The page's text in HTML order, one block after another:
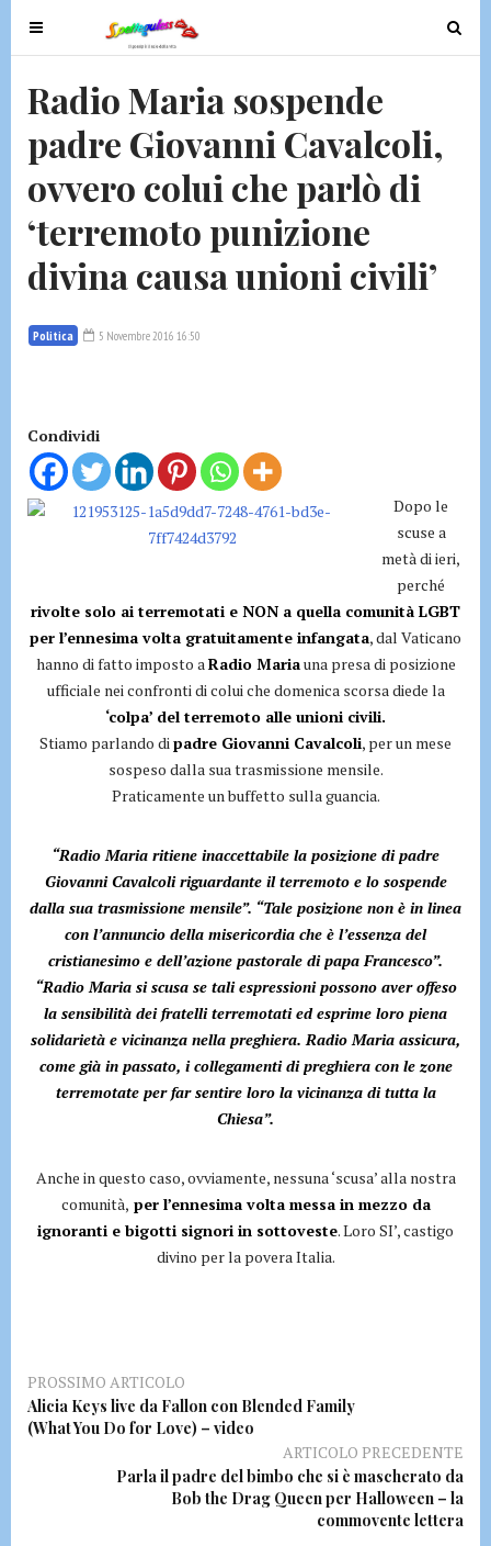
T
o
g
e
n
v
g
t
T
o
Radio Maria sospende
padre Giovanni Cavalcoli,
ovvero colui che parlò di
‘terremoto punizione
divina causa unioni civili’
Politica 5 Novembre 2016 16:50
Condividi
Dopo le
scuse a
metà di ieri,
perché
rivolte solo ai terremotati e NON a quella comunità LGBT
per l’ennesima volta gratuitamente infangata, dal Vaticano
hanno di fatto imposto aRadio Mariauna presa di posizione
ufficiale nei confronti di colui che domenica scorsa diede la
‘colpa’ del terremoto alle unioni civili.
Stiamo parlando dipadre Giovanni Cavalcoli, per un mese
sospeso dalla sua trasmissione mensile.
Praticamente un buffetto sulla guancia.
“Radio Maria ritiene inaccettabile la posizione di padre
Giovanni Cavalcoli riguardante il terremoto e lo sospende
dalla sua trasmissione mensile”. “Tale posizione non è in linea
con l’annuncio della misericordia che è l’essenza del
cristianesimo e dell’azione pastorale di papa Francesco”.
“Radio Maria si scusa se tali espressioni possono aver offeso
la sensibilità dei fratelli terremotati ed esprime loro piena
solidarietà e vicinanza nella preghiera. Radio Maria assicura,
come già in passato, i collegamenti di preghiera con le zone
terremotate per far sentire loro la vicinanza di tutta la
Chiesa”.
Anche in questo caso, ovviamente, nessuna ‘scusa’ alla nostra
comunità, per l’ennesima volta messa in mezzo da
ignoranti e bigotti signori in sottoveste. Loro SI’, castigo
divino per la povera Italia.
PROSSIMO ARTICOLO
Alicia Keys live da Fallon con Blended Family
(What You Do for Love) – video
ARTICOLO PRECEDENTE
Parla il padre del bimbo che si è mascherato da
Bob the Drag Queen per Halloween – la
commovente lettera